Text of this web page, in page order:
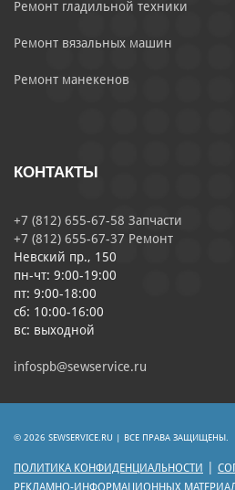
Ремонт гладильной техники
Ремонт вязальных машин
Ремонт манекенов
КОНТАКТЫ
+7 (812) 655-67-58 Запчасти
+7 (812) 655-67-37 Ремонт
Невский пр., 150
пн-чт: 9:00-19:00
пт: 9:00-18:00
сб: 10:00-16:00
вс: выходной
infospb@sewservice.ru
© 2026 SEWSERVICE.RU | ВСЕ ПРАВА ЗАЩИЩЕНЫ.
ПОЛИТИКА КОНФИДЕНЦИАЛЬНОСТИ
РЕКЛАМНО-ИНФОРМАЦИОННЫХ